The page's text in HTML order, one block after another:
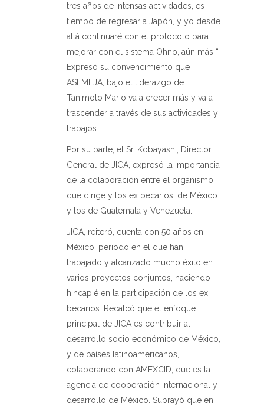
tres años de intensas actividades, es
tiempo de regresar a Japón, y yo desde
allá continuaré con el protocolo para
mejorar con el sistema Ohno, aún más “.
Expresó su convencimiento que
ASEMEJA, bajo el liderazgo de
Tanimoto Mario va a crecer más y va a
trascender a través de sus actividades y
trabajos.
Por su parte, el Sr. Kobayashi, Director
General de JICA, expresó la importancia
de la colaboración entre el organismo
que dirige y los ex becarios, de México
y los de Guatemala y Venezuela.
JICA, reiteró, cuenta con 50 años en
México, periodo en el que han
trabajado y alcanzado mucho éxito en
varios proyectos conjuntos, haciendo
hincapié en la participación de los ex
becarios. Recalcó que el enfoque
principal de JICA es contribuir al
desarrollo socio económico de México,
y de países latinoamericanos,
colaborando con AMEXCID, que es la
agencia de cooperación internacional y
desarrollo de México. Subrayó que en